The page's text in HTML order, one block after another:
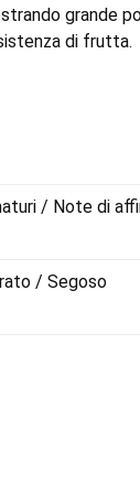
grande
di frutta.
/ Note di
/ Segoso